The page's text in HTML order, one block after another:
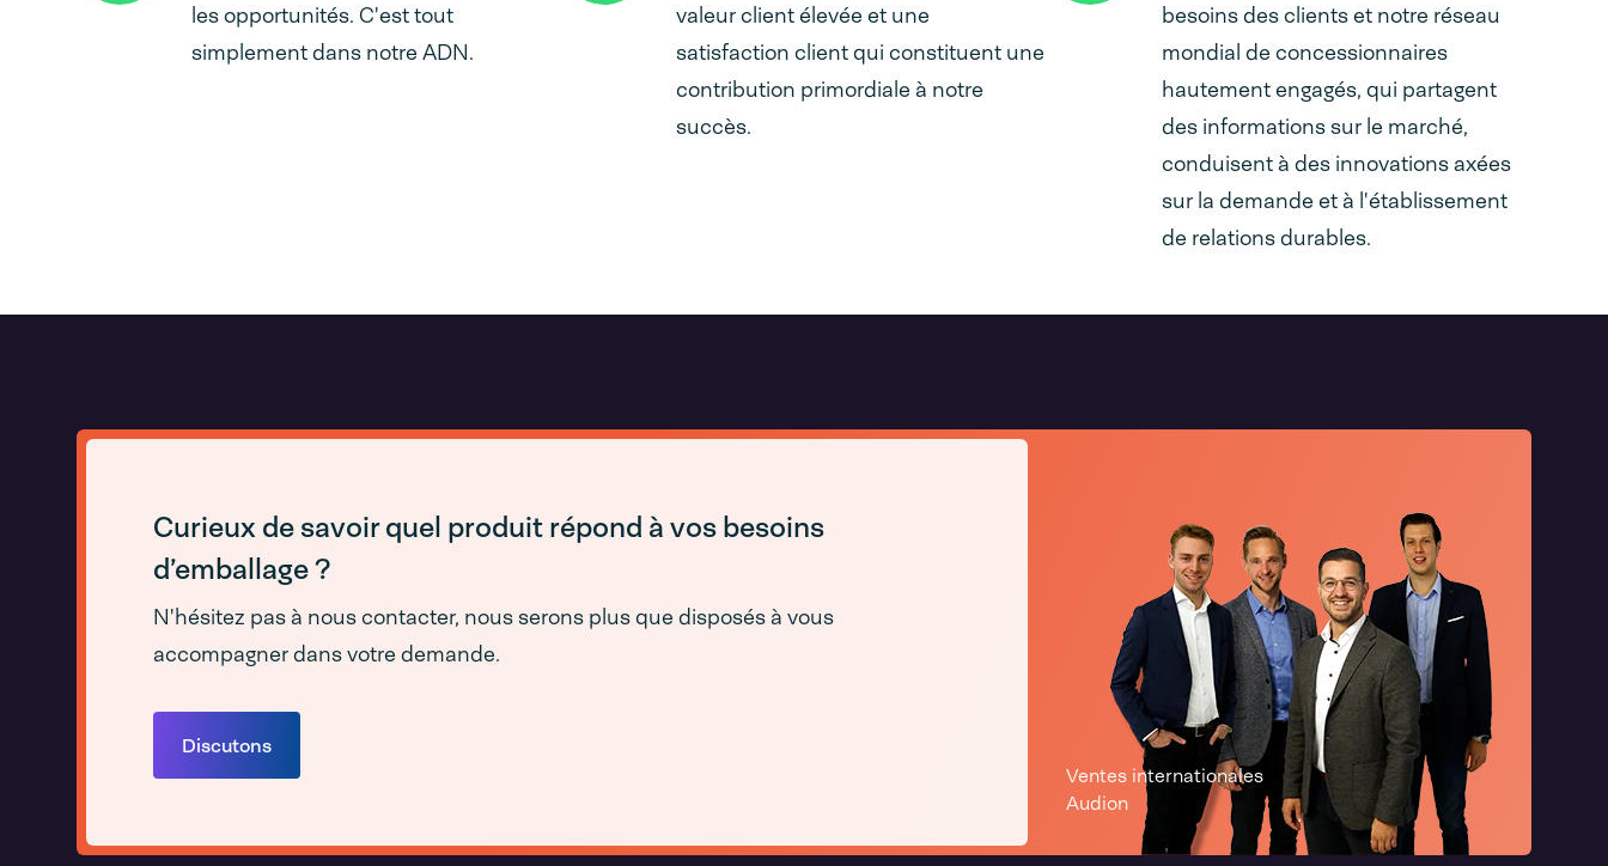
les opportunités. C'est tout
simplement dans notre ADN.
valeur client élevée et une
satisfaction client qui constituent une
contribution primordiale à notre
succès.
besoins des clients et notre réseau
mondial de concessionnaires
hautement engagés, qui partagent
des informations sur le marché,
conduisent à des innovations axées
sur la demande et à l'établissement
de relations durables.
Curieux de savoir quel produit répond à vos besoins
d’emballage ?
N'hésitez pas à nous contacter, nous serons plus que disposés à vous
accompagner dans votre demande.
Discutons
Ventes internationales
Audion